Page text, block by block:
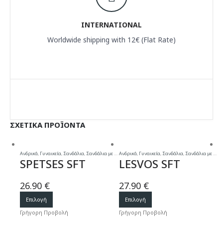
INTERNATIONAL
Worldwide shipping with 12€ (Flat Rate)
ΣΧΕΤΙΚΆ ΠΡΟΪΌΝΤΑ
Ανδρικά, Γυναικεία, Σανδάλια, Σανδάλια με μαλακό πάτο ,Σανδάλια με μαλακό πάτο
SPETSES SFT
26.90 €
Επιλογή
το
προϊόν
Γρήγορη Προβολή
Ανδρικά, Γυναικεία, Σανδάλια, Σανδάλια με μαλακό πάτο
LESVOS SFT
27.90 €
Επιλογή
το
προϊόν
Γρήγορη Προβολή